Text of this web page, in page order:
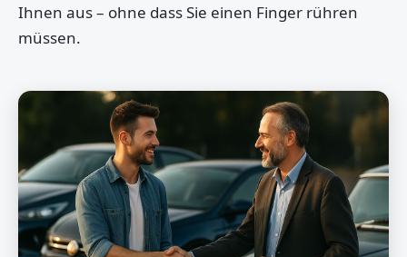
Ihnen aus – ohne dass Sie einen Finger rühren
müssen.